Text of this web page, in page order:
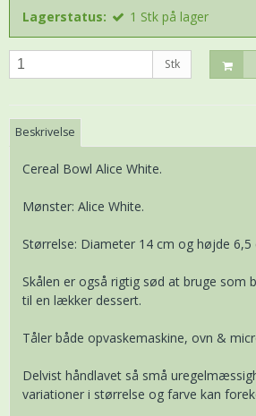
Lagerstatus: 1 Stk på lager
Stk
Beskrivelse
Cereal Bowl Alice White.
Mønster: Alice White.
Størrelse: Diameter 14 cm og højde 6,5
Skålen er også rigtig sød at bruge som
til en lækker dessert.
Tåler både opvaskemaskine, ovn &
Delvist håndlavet så små
variationer i størrelse og farve kan